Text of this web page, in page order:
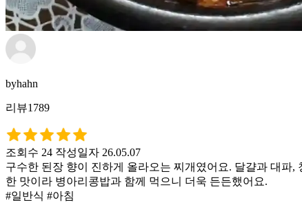
byhahn
리뷰1789
조회수 24 작성일자 26.05.07
구수한 된장 향이 진하게 올라오는 찌개였어요. 달걀과 대파
한 맛이라 병아리콩밥과 함께 먹으니 더욱 든든했어요.
#일반식 #아침